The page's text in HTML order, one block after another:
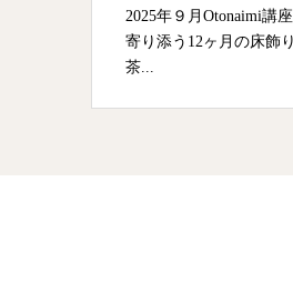
2025年９月Otonaimi講
寄り添う12ヶ月の床飾
茶...